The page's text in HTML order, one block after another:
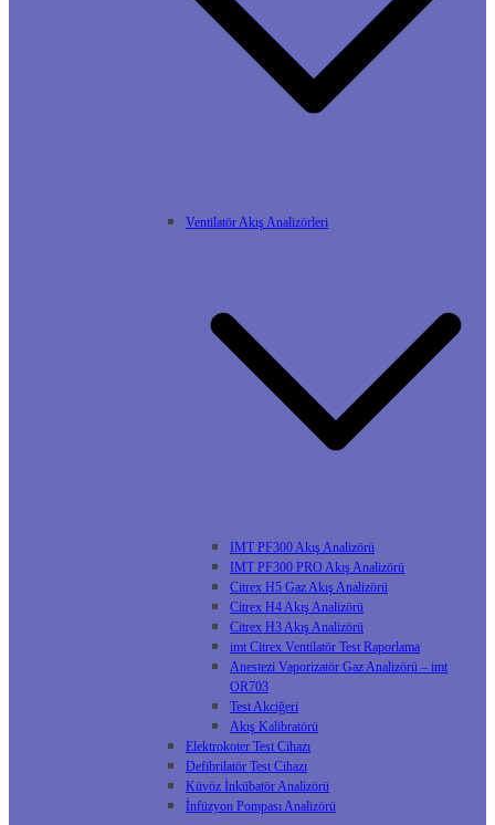
Ventilatör Akış Analizörleri
IMT PF300 Akış Analizörü
IMT PF300 PRO Akış Analizörü
Citrex H5 Gaz Akış Analizörü
Citrex H4 Akış Analizörü
Citrex H3 Akış Analizörü
imt Citrex Ventilatör Test Raporlama
Anestezi Vaporizatör Gaz Analizörü – imt
OR703
Test Akciğeri
Akış Kalibratörü
Elektrokoter Test Cihazı
Defibrilatör Test Cihazı
Küvöz İnkübatör Analizörü
İnfüzyon Pompası Analizörü